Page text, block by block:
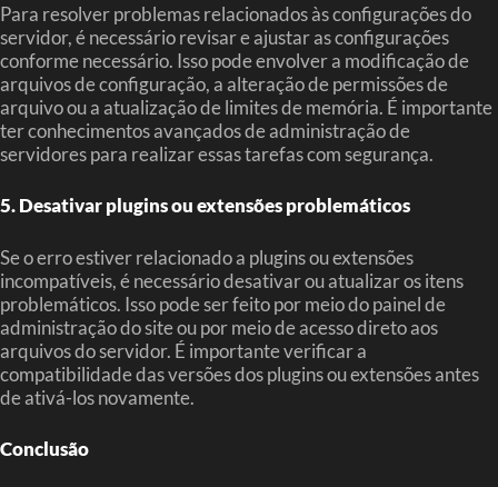
Para resolver problemas relacionados às configurações do
servidor, é necessário revisar e ajustar as configurações
conforme necessário. Isso pode envolver a modificação de
arquivos de configuração, a alteração de permissões de
arquivo ou a atualização de limites de memória. É importante
ter conhecimentos avançados de administração de
servidores para realizar essas tarefas com segurança.
5. Desativar plugins ou extensões problemáticos
Se o erro estiver relacionado a plugins ou extensões
incompatíveis, é necessário desativar ou atualizar os itens
problemáticos. Isso pode ser feito por meio do painel de
administração do site ou por meio de acesso direto aos
arquivos do servidor. É importante verificar a
compatibilidade das versões dos plugins ou extensões antes
de ativá-los novamente.
Conclusão